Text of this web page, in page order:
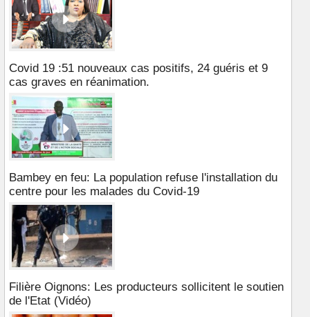
Covid 19 :51 nouveaux cas positifs, 24 guéris et 9
cas graves en réanimation.
Bambey en feu: La population refuse l'installation du
centre pour les malades du Covid-19
Filière Oignons: Les producteurs sollicitent le soutien
de l'Etat (Vidéo)